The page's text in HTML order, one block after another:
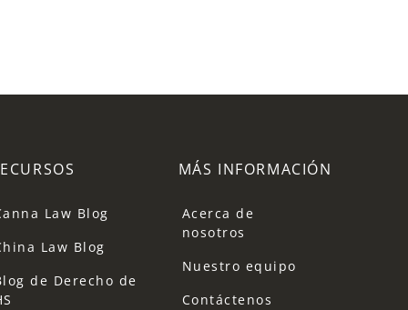
Law Blog
Law Blog
de Derecho de
MÁS INFORMACIÓN
Acerca de
nosotros
Nuestro equipo
Contáctenos